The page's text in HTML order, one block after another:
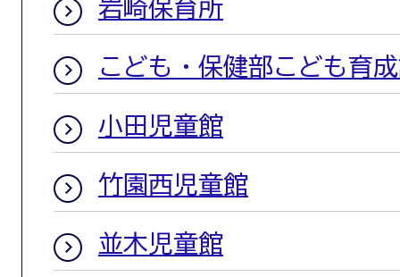
岩崎保育所
こども・保健部こども育
小田児童館
竹園西児童館
並木児童館